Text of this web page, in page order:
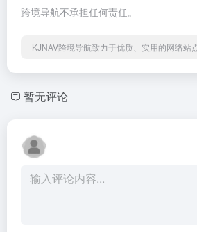
跨境导航不承担任何责任。
KJNAV跨境导航致力于优质、实用的网络站
暂无评论